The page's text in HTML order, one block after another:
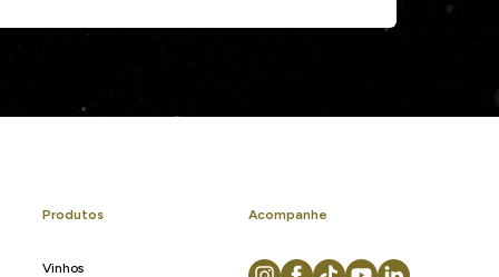
Produtos
Vinhos
Acompanhe